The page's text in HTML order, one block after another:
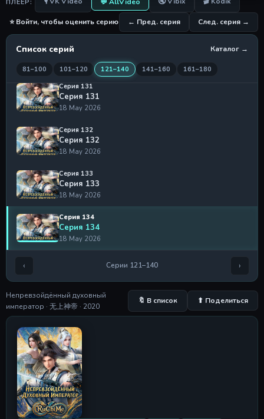
ПЛЕЕР:
⭐ Войти, чтобы оценить серию ← Пред. серия След. серия →
Список серий Каталог →
81–100 101–120 121–140 141–160 161–180
Серия 129
18 May 2026
Серия 130
18 May 2026
Серия 131
Серия 131
18 May 2026
Серия 132
Серия 132
18 May 2026
Серия 133
Серия 133
18 May 2026
Серия 134
Серия 134
18 May 2026
18 May 2026
Серия 136
Серия 136
18 May 2026
Серия 137
Серия 137
18 May 2026
Серия 138
Серия 138
18 May 2026
‹ Серии 121–140 ›
Непревзойдённый духовный
император · 无上神帝 · 2020
🔖 В список ⬆ Поделиться